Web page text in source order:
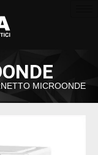
MICROONDE